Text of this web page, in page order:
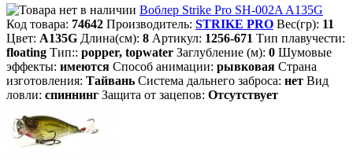
Воблер Strike Pro SH-002A A135G
Код товара: 74642 Производитель: STRIKE PRO Вес(гр): 11
Цвет: A135G Длина(см): 8 Артикул: 1256-671 Тип плавучести:
floating Тип:: popper, topwater Заглубление (м): 0 Шумовые
эффекты: имеются Способ анимации: рывковая Страна
изготовления: Тайвань Система дальнего заброса: нет Вид
ловли: спиннинг Защита от зацепов: Отсутствует